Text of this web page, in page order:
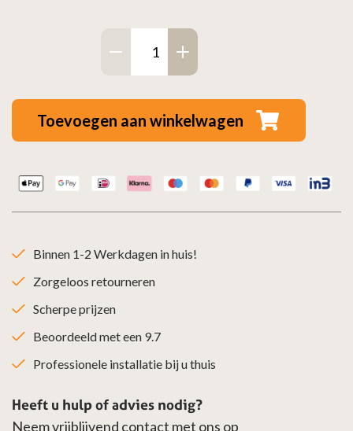
Toevoegen aan winkelwagen
Binnen 1-2 Werkdagen in huis!
Zorgeloos retourneren
Scherpe prijzen
Beoordeeld met een 9.7
Professionele installatie bij u thuis
Heeft u hulp of advies nodig?
Neem vrijblijvend contact met ons op